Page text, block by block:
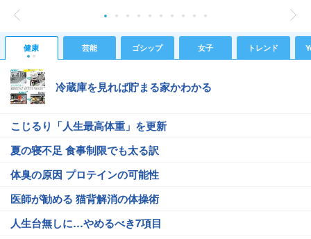
健康 芸能 ゴシップ 女子 トレンド
冷蔵庫を見れば貯まる家かわかる
こじるり「人生最高体重」を更新
夏の寝不足 食事制限でも太る訳
体臭の原因 プロテインの可能性
医師が勧める 猫背解消の体操術
人生台無しに…やめるべき7項目